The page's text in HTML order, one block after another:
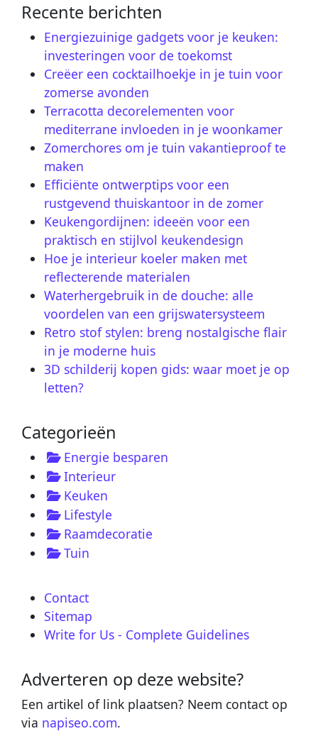
Recente berichten
Energiezuinige gadgets voor je keuken:
investeringen voor de toekomst
Creëer een cocktailhoekje in je tuin voor
zomerse avonden
Terracotta decorelementen voor
mediterrane invloeden in je woonkamer
Zomerchores om je tuin vakantieproof te
maken
Efficiënte ontwerptips voor een
rustgevend thuiskantoor in de zomer
Keukengordijnen: ideeën voor een
praktisch en stijlvol keukendesign
Hoe je interieur koeler maken met
reflecterende materialen
Waterhergebruik in de douche: alle
voordelen van een grijswatersysteem
Retro stof stylen: breng nostalgische flair
in je moderne huis
3D schilderij kopen gids: waar moet je op
letten?
Categorieën
Energie besparen
Interieur
Keuken
Lifestyle
Raamdecoratie
Tuin
Contact
Sitemap
Write for Us - Complete Guidelines
Adverteren op deze website?
Een artikel of link plaatsen? Neem contact op
via napiseo.com.